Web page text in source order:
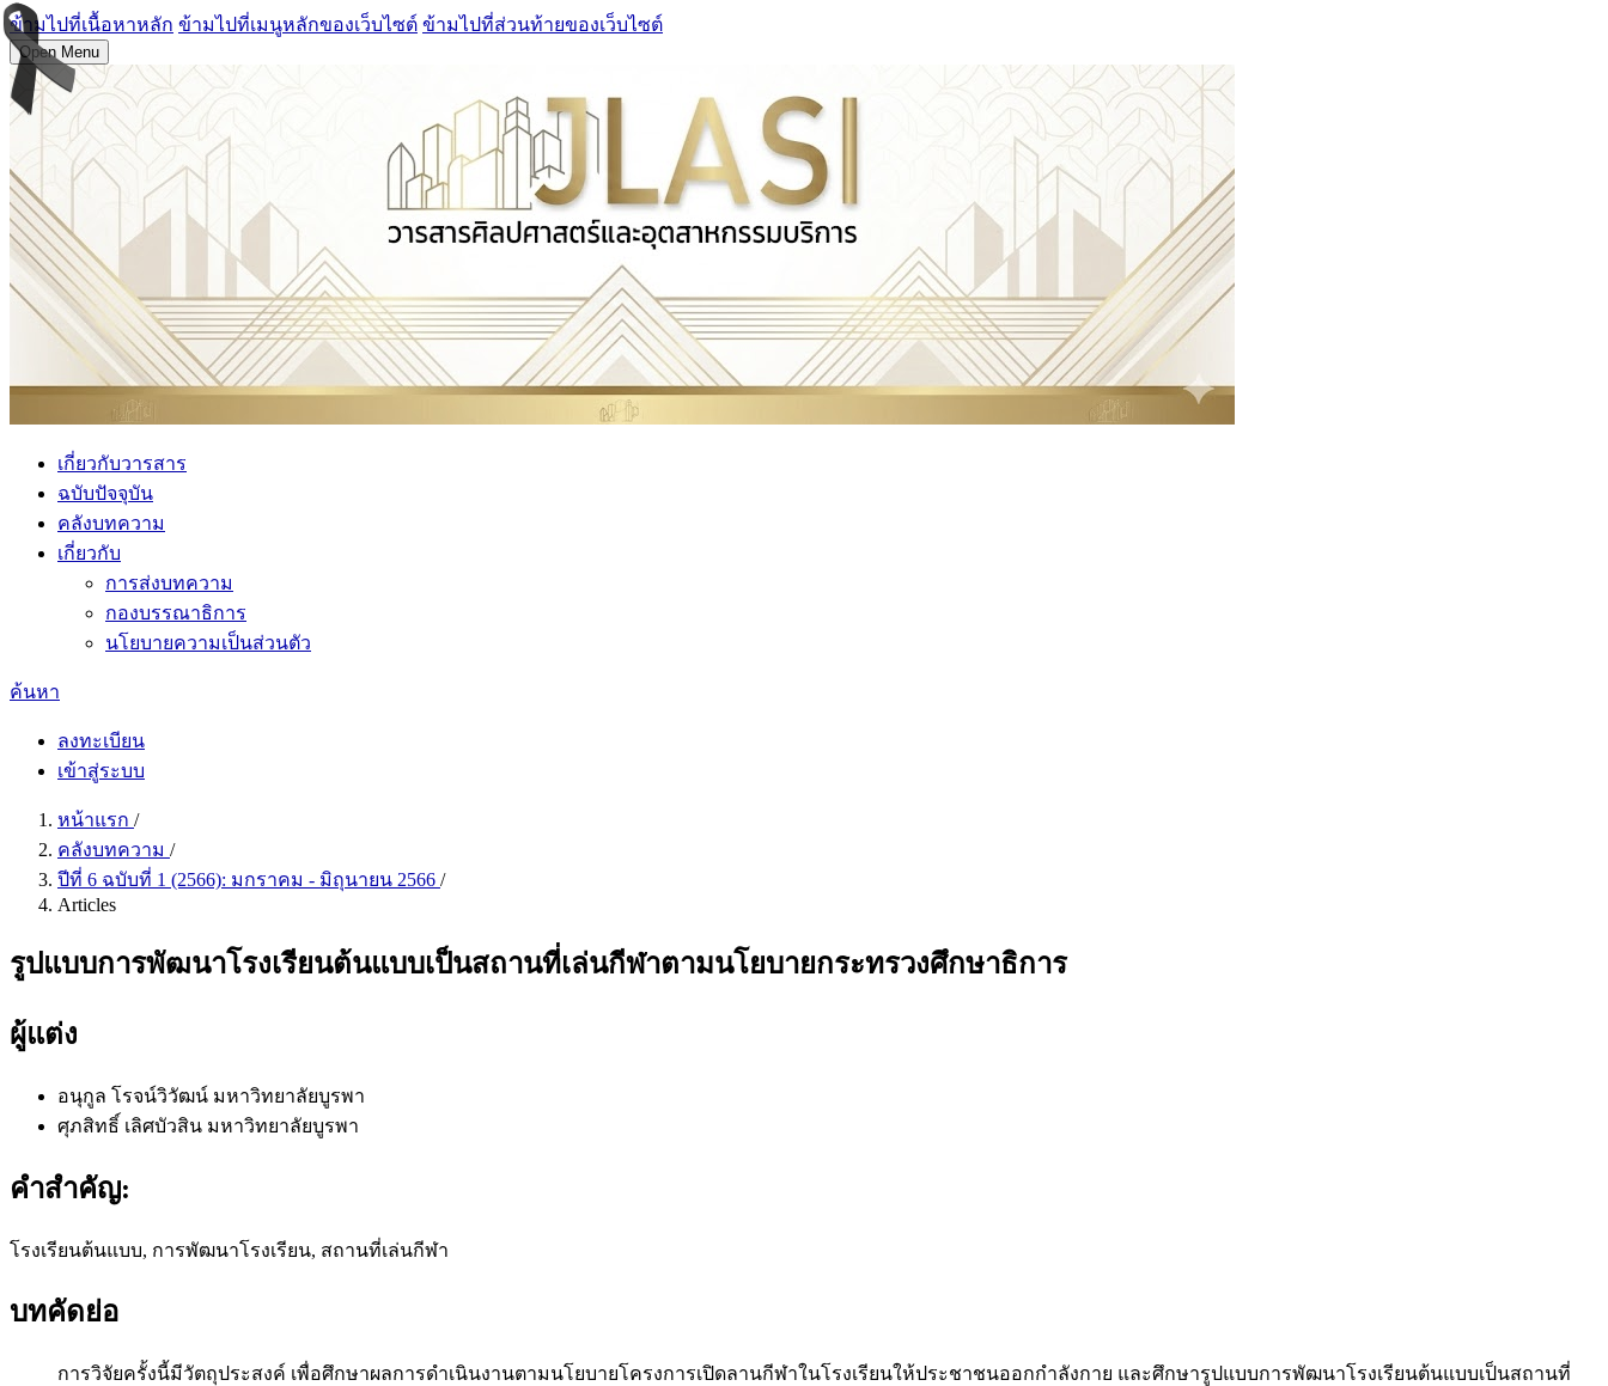
ข้ามไปที่เนื้อหาหลัก ข้ามไปที่เมนูหลักของเว็บไซต์ ข้ามไปที่ส่วนท้ายของเว็บไซต์
Open Menu
เกี่ยวกับวารสาร
ฉบับปัจจุบัน
คลังบทความ
เกี่ยวกับ
การส่งบทความ
กองบรรณาธิการ
นโยบายความเป็นส่วนตัว
ค้นหา
ลงทะเบียน
เข้าสู่ระบบ
หน้าแรก /
คลังบทความ /
ปีที่ 6 ฉบับที่ 1 (2566): มกราคม - มิถุนายน 2566 /
Articles
รูปแบบการพัฒนาโรงเรียนต้นแบบเป็นสถานที่เล่นกีฬาตามนโยบายกระทรวงศึกษาธิการ
ผู้แต่ง
อนุกูล โรจน์วิวัฒน์ มหาวิทยาลัยบูรพา
ศุภสิทธิ์ เลิศบัวสิน มหาวิทยาลัยบูรพา
คำสำคัญ:
โรงเรียนต้นแบบ, การพัฒนาโรงเรียน, สถานที่เล่นกีฬา
บทคัดย่อ
การวิจัยครั้งนี้มีวัตถุประสงค์ เพื่อศึกษาผลการดำเนินงานตามนโยบายโครงการเปิดลานกีฬาในโรงเรียนให้ประชาชนออกกำลังกาย และศึกษารูปแบบการพัฒนาโรงเรียนต้นแบบเป็นสถานที่